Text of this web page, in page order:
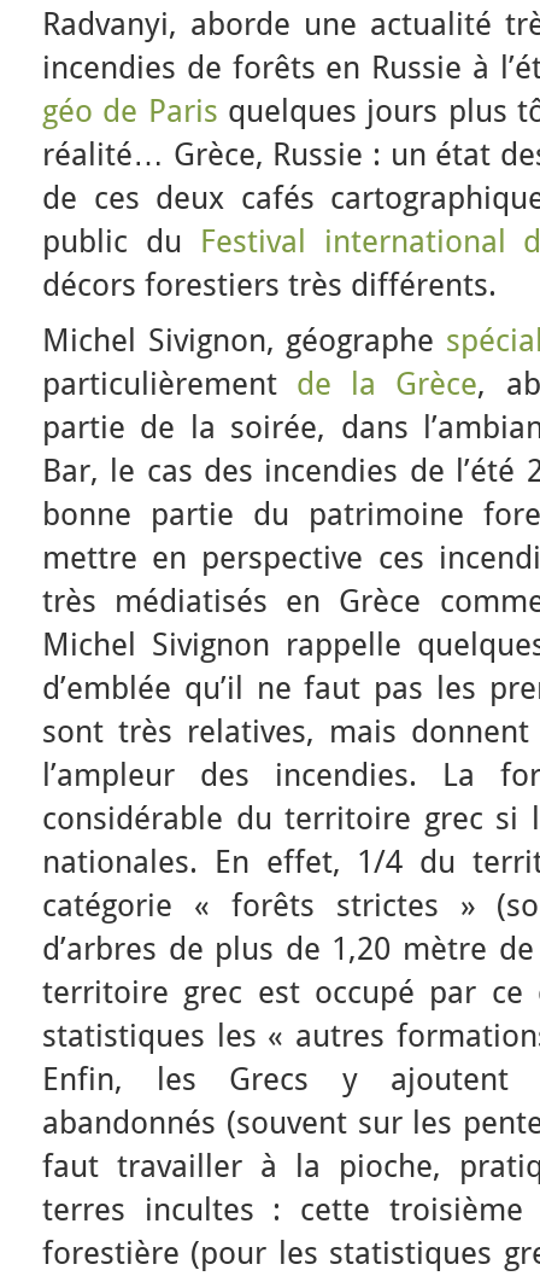
Radvanyi, aborde une actualité
incendies de forêts en Russie à
géo de Paris quelques jours plus
réalité… Grèce, Russie : un état
de ces deux cafés
public du Festival international
décors forestiers très différents.
Michel Sivignon, géographe
particulièrement de la Grèce,
partie de la soirée, dans
Bar, le cas des incendies de
bonne partie du patrimoine
mettre en perspective ces
très médiatisés en Grèce
Michel Sivignon rappelle
d’emblée qu’il ne faut pas les
sont très relatives, mais
l’ampleur des incendies. La
considérable du territoire grec si
nationales. En effet, 1/4 du
catégorie « forêts strictes »
d’arbres de plus de 1,20 mètre
territoire grec est occupé par
statistiques les « autres
Enfin, les Grecs y ajoutent
abandonnés (souvent sur les
faut travailler à la pioche,
terres incultes : cette troisième
forestière (pour les statistiques